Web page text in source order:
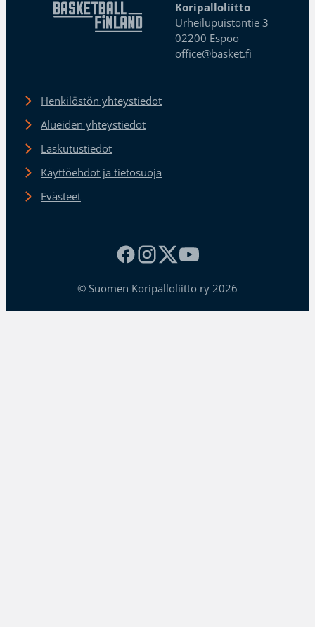
Koripalloliitto
Urheilupuistontie 3
02200 Espoo
office@basket.fi
Henkilöstön yhteystiedot
Alueiden yhteystiedot
Laskutustiedot
Käyttöehdot ja tietosuoja
Evästeet
© Suomen Koripalloliitto ry 2026